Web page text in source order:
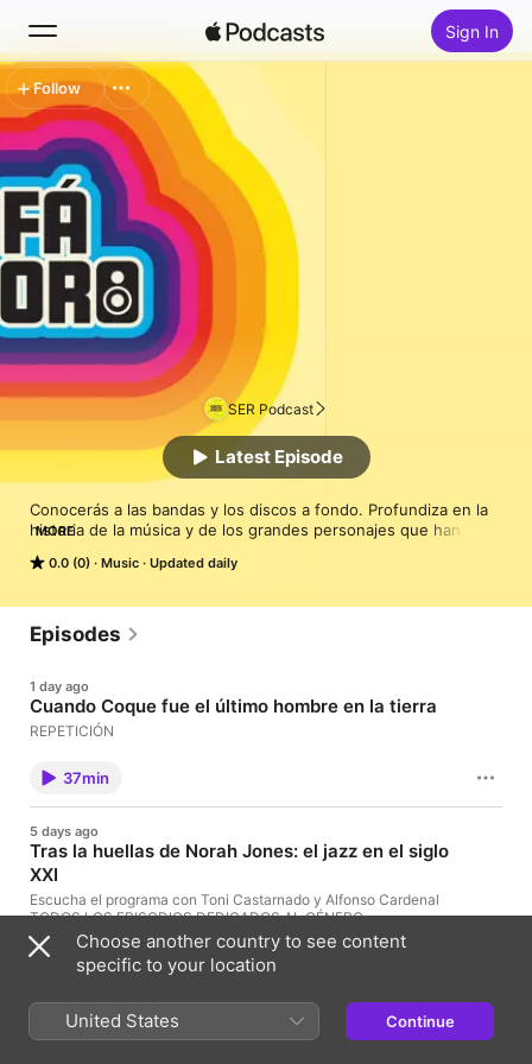
Sign In
Search
Home
New
Top Charts
SER Podcast
0.0 (0) Music Updated daily
Conocerás a las bandas y los discos a fondo. Profundiza en la
historia de la música y de los grandes personajes que han
rodea de especialistas que conocen todos los secretos y te
MORE
Latest Episode
Follow
Episodes
1 day ago
Cuando Coque fue el último hombre en la tierra
REPETICIÓN
37min
5 days ago
Tras la huellas de Norah Jones: el jazz en el siglo
XXI
Escucha el programa con Toni Castarnado y Alfonso Cardenal
TODOS LOS EPISODIOS DEDICADOS AL GÉNERO
https://open.spotify.com/playlist/64dsYR5pm84W2Qe6oSUTK7
1hr
26 Jul
El final de las grandes leyendas (Parte 2)
Choose another country to see content
specific to your location
United States Continue